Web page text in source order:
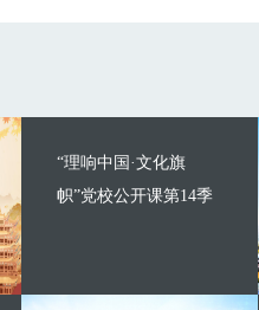
“理响中国·文化旗
帜”党校公开课第14季